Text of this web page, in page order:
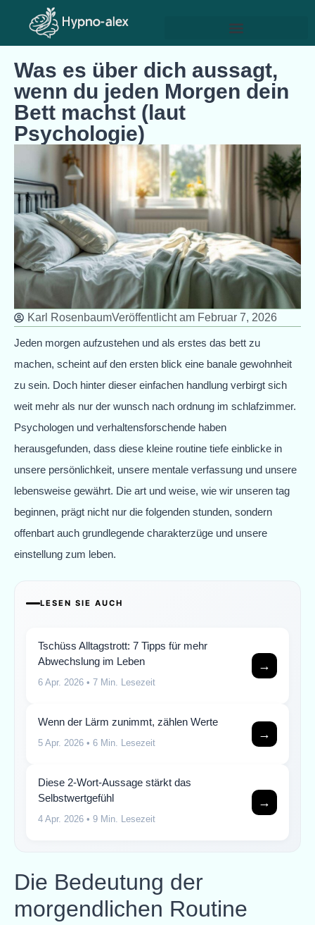
Was es über dich aussagt,
wenn du jeden Morgen dein
Bett machst (laut
Psychologie)
Karl RosenbaumVeröffentlicht am Februar 7, 2026
Jeden morgen aufzustehen und als erstes das bett zu
machen, scheint auf den ersten blick eine banale gewohnheit
zu sein. Doch hinter dieser einfachen handlung verbirgt sich
weit mehr als nur der wunsch nach ordnung im schlafzimmer.
Psychologen und verhaltensforschende haben
herausgefunden, dass diese kleine routine tiefe einblicke in
unsere persönlichkeit, unsere mentale verfassung und unsere
lebensweise gewährt. Die art und weise, wie wir unseren tag
beginnen, prägt nicht nur die folgenden stunden, sondern
offenbart auch grundlegende charakterzüge und unsere
einstellung zum leben.
LESEN SIE AUCH
Tschüss Alltagstrott: 7 Tipps für mehr
Abwechslung im Leben
6 Apr. 2026 • 7 Min. Lesezeit
→
Wenn der Lärm zunimmt, zählen Werte
5 Apr. 2026 • 6 Min. Lesezeit
→
Diese 2-Wort-Aussage stärkt das
Selbstwertgefühl
4 Apr. 2026 • 9 Min. Lesezeit
→
Die Bedeutung der
morgendlichen Routine